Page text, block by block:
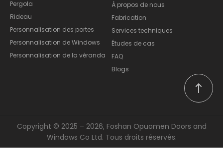
Rideau
Personnalisation des portes
Personnalisation de Windows
Personnalisation de la véranda
Fabrication
Services techniques
Études de cas
FAQ
Blogs
Windows Co Ltd. Tous droits réservés.